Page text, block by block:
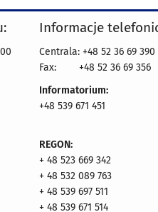
Informacje
Centrala: +48 52 36 69 390
Fax:
+48 52 36 69 356
Informatorium:
+48 539 671 451
REGON:
+ 48 523 669 342
+ 48 532 089 763
+ 48 539 697 511
+ 48 539 671 514